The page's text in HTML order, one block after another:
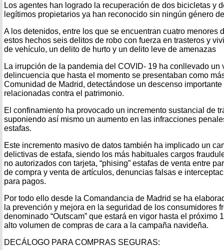
Los agentes han logrado la recuperación de dos bicicletas y
legítimos propietarios ya han reconocido sin ningún género
A los detenidos, entre los que se encuentran cuatro menores
estos hechos seis delitos de robo con fuerza en trasteros y
de vehículo, un delito de hurto y un delito leve de amenazas
La irrupción de la pandemia del COVID- 19 ha conllevado un
delincuencia que hasta el momento se presentaban como
Comunidad de Madrid, detectándose un descenso
relacionadas contra el patrimonio.
El confinamiento ha provocado un incremento sustancial de
suponiendo así mismo un aumento en las infracciones
estafas.
Este incremento masivo de datos también ha implicado un
delictivas de estafa, siendo los más habituales cargos
no autorizados con tarjeta, “phising” estafas de venta entre
de compra y venta de artículos, denuncias falsas e
para pagos.
Por todo ello desde la Comandancia de Madrid se ha
la prevención y mejora en la seguridad de los consumidores
denominado “Outscam” que estará en vigor hasta el próximo
alto volumen de compras de cara a la campaña navideña.
DECÁLOGO PARA COMPRAS SEGURAS: